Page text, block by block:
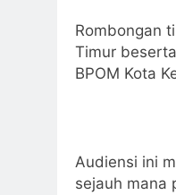
Rombongan
Timur
BPOM Kota
Audiensi ini
sejauh mana